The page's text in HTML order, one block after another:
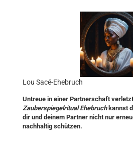
Lou Sacé-Ehebruch
Untreue in einer Partnerschaft
Zauberspiegelritual Ehebruchkannst
dir und deinem Partner nicht nur
nachhaltig schützen.